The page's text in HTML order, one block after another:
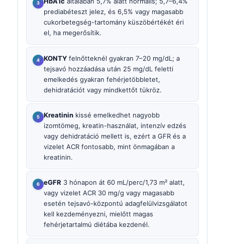
prediabéteszt jelez, és 6,5% vagy magasabb
cukorbetegség-tartomány küszöbértékét éri
el, ha megerősítik.
KONTY felnőtteknél gyakran 7–20 mg/dL; a
tejsavó hozzáadása után 25 mg/dL feletti
emelkedés gyakran fehérjetöbbletet,
dehidratációt vagy mindkettőt tükröz.
Kreatinin kissé emelkedhet nagyobb
izomtömeg, kreatin-használat, intenzív edzés
vagy dehidratáció mellett is, ezért a GFR és a
vizelet ACR fontosabb, mint önmagában a
kreatinin.
eGFR 3 hónapon át 60 mL/perc/1,73 m² alatt,
vagy vizelet ACR 30 mg/g vagy magasabb
esetén tejsavó-központú adagfelülvizsgálatot
kell kezdeményezni, mielőtt magas
fehérjetartalmú diétába kezdenél.